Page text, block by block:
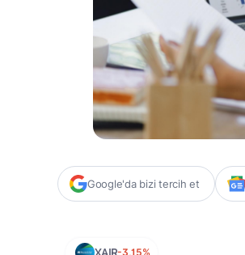
Google'da bizi tercih et
-3,15%